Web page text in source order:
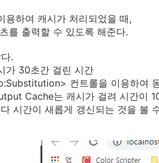
하여 캐시가 처리되었을 때,
를 출력할 수 있도록 해준다.
.
가 30초간 걸린 시간
컨트롤을 이용하여
Cache는 캐시가 걸려 시간이
간이 새롭게 갱신되는 것을 볼